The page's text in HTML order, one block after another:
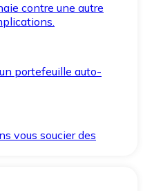
contre une autre
portefeuille auto-
vous soucier des